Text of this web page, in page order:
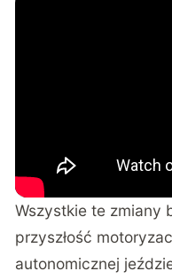
Wszystkie te zmiany
przyszłość
autonomicznej